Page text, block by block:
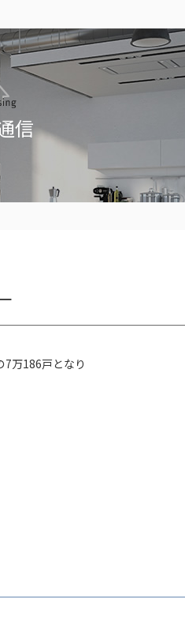
信
7万186戸となり